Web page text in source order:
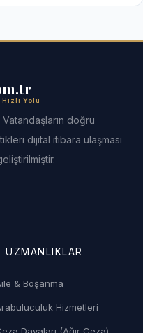
İtiraz
itiraz edilmesi ve
durdurma
ve
pay satışlarının
Süreçleri
sahiplerinin kira
yaşanan
hukuki destek
Yolu
doğru
dijital itibara ulaşması
UZMANLIKLAR
& Boşanma
Hizmetleri